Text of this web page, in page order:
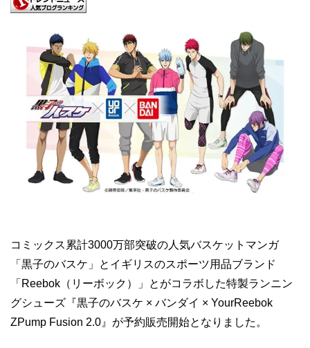
コミックス累計3000万部突破の人気バスケットマンガ
「黒子のバスケ」とイギリスのスポーツ用品ブランド
「Reebok（リーボック）」とがコラボした特製ランニン
グシューズ『黒子のバスケ × バンダイ × YourReebok
ZPump Fusion 2.0』が予約販売開始となりました。